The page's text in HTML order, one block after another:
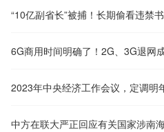
“10亿副省长”被捕！长期偷看违禁书